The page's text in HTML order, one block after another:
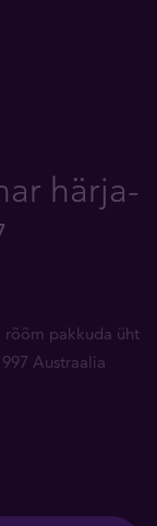
härja-
rõõm pakkuda üht
Austraalia